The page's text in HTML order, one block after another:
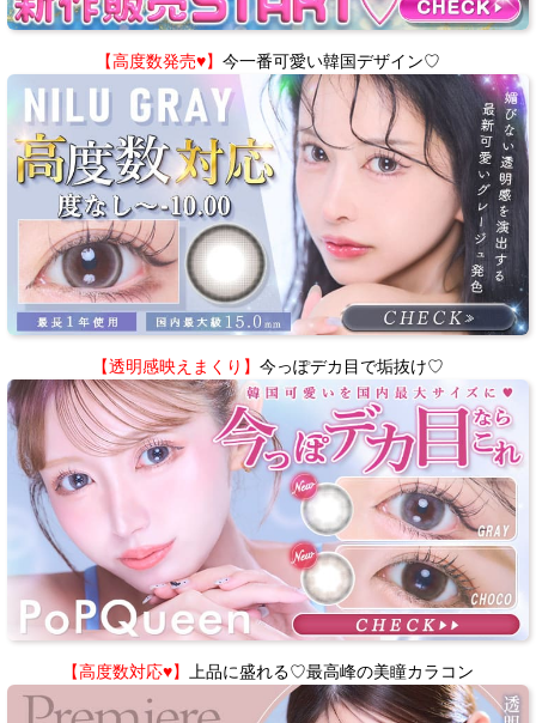
【高度数発売♥】 今一番可愛い韓国デザイン♡
【透明感映えまくり】 今っぽデカ目で垢抜け♡
【高度数対応♥】 上品に盛れる♡最高峰の美瞳カラコン